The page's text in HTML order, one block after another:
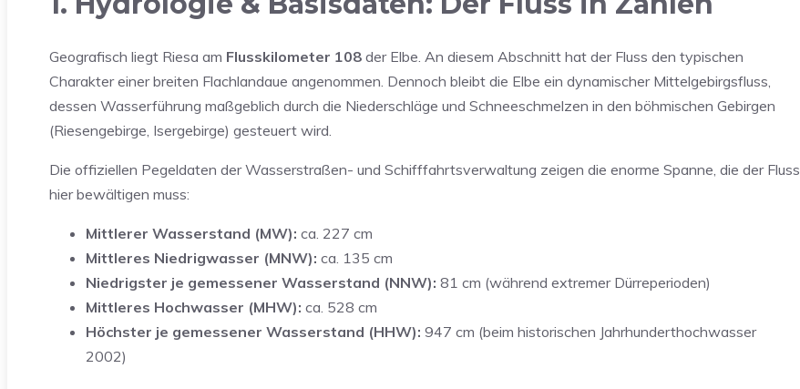
Geografisch liegt Riesa am Flusskilometer 108 der Elbe. An diesem Abschnitt hat der Fluss den typischen
Charakter einer breiten Flachlandaue angenommen. Dennoch bleibt die Elbe ein dynamischer Mittelgebirgsfluss,
dessen Wasserführung maßgeblich durch die Niederschläge und Schneeschmelzen in den böhmischen Gebirgen
(Riesengebirge, Isergebirge) gesteuert wird.
Die offiziellen Pegeldaten der Wasserstraßen- und Schifffahrtsverwaltung zeigen die enorme Spanne, die der Fluss
hier bewältigen muss:
Mittlerer Wasserstand (MW): ca. 227 cm
Mittleres Niedrigwasser (MNW): ca. 135 cm
Niedrigster je gemessener Wasserstand (NNW): 81 cm (während extremer Dürreperioden)
Mittleres Hochwasser (MHW): ca. 528 cm
Höchster je gemessener Wasserstand (HHW): 947 cm (beim historischen Jahrhunderthochwasser
2002)